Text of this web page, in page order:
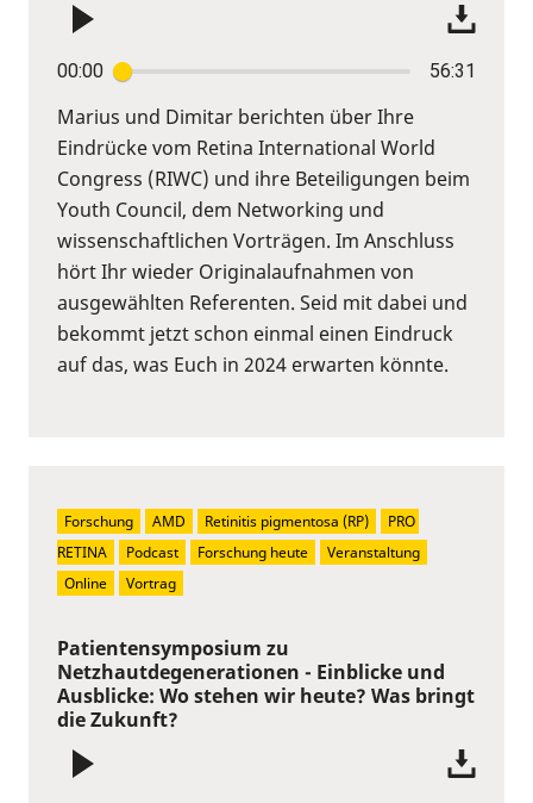
00:00 56:31
Marius und Dimitar berichten über Ihre
Eindrücke vom Retina International World
Congress (RIWC) und ihre Beteiligungen beim
Youth Council, dem Networking und
wissenschaftlichen Vorträgen. Im Anschluss
hört Ihr wieder Originalaufnahmen von
ausgewählten Referenten. Seid mit dabei und
bekommt jetzt schon einmal einen Eindruck
auf das, was Euch in 2024 erwarten könnte.
Patientensymposium zu
Netzhautdegenerationen - Einblicke und
Ausblicke: Wo stehen wir heute? Was bringt
die Zukunft?
Forschung AMD Retinitis pigmentosa (RP)
PRO
RETINA
Podcast Forschung heute
Veranstaltung
Online
Vortrag